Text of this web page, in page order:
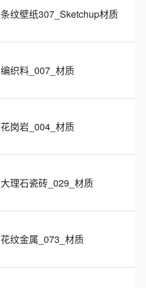
条纹壁纸307_Sketchup材质
编织料_007_材质
花岗岩_004_材质
大理石瓷砖_029_材质
花纹金属_073_材质